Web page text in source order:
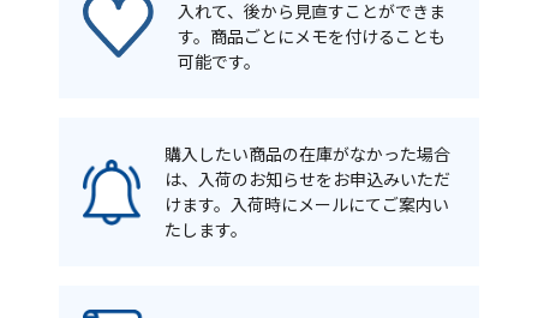
入れて、後から見直すことができま
す。商品ごとにメモを付けることも
可能です。
購入したい商品の在庫がなかった場合
は、入荷のお知らせをお申込みいただ
けます。入荷時にメールにてご案内い
たします。